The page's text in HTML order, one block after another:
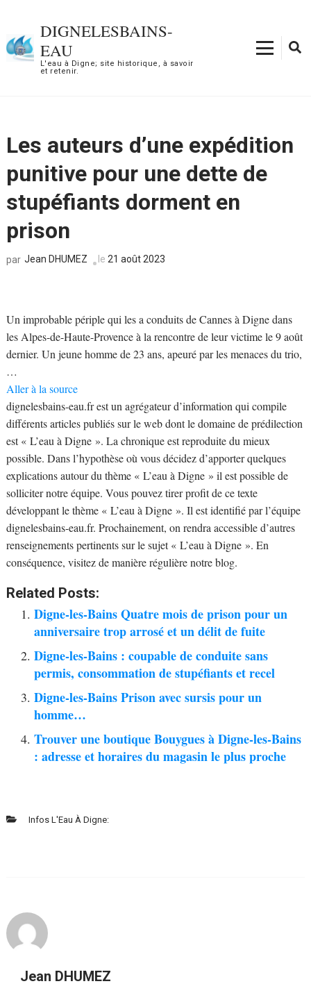
contenu
(Pressez
DIGNELESBAINS-
EAU
L'eau à Digne; site historique, à savoir
et retenir.
Les auteurs d’une expédition
punitive pour une dette de
stupéfiants dorment en
prison
par Jean DHUMEZ le 21 août 2023
Un improbable périple qui les a conduits de Cannes à Digne dans
les Alpes-de-Haute-Provence à la rencontre de leur victime le 9 août
dernier. Un jeune homme de 23 ans, apeuré par les menaces du trio,
…
Aller à la source
dignelesbains-eau.fr est un agrégateur d’information qui compile
différents articles publiés sur le web dont le domaine de prédilection
est « L’eau à Digne ». La chronique est reproduite du mieux
possible. Dans l’hypothèse où vous décidez d’apporter quelques
explications autour du thème « L’eau à Digne » il est possible de
solliciter notre équipe. Vous pouvez tirer profit de ce texte
développant le thème « L’eau à Digne ». Il est identifié par l’équipe
dignelesbains-eau.fr. Prochainement, on rendra accessible d’autres
renseignements pertinents sur le sujet « L’eau à Digne ». En
conséquence, visitez de manière régulière notre blog.
Related Posts:
Digne-les-Bains Quatre mois de prison pour un
anniversaire trop arrosé et un délit de fuite
Digne-les-Bains : coupable de conduite sans
permis, consommation de stupéfiants et recel
Digne-les-Bains Prison avec sursis pour un
homme…
Trouver une boutique Bouygues à Digne-les-Bains
: adresse et horaires du magasin le plus proche
Infos L'Eau À Digne:
Jean DHUMEZ